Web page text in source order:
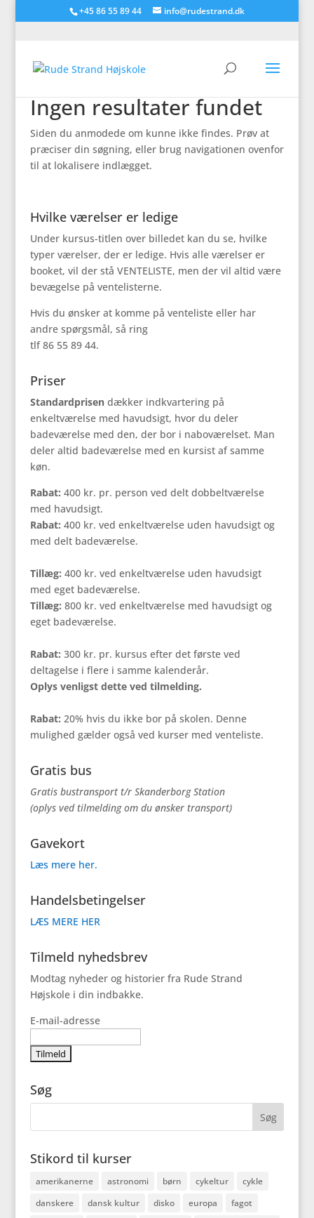
+45 86 55 89 44 info@rudestrand.dk
Ingen resultater fundet
Siden du anmodede om kunne ikke findes. Prøv at
præciser din søgning, eller brug navigationen ovenfor
til at lokalisere indlægget.
Hvilke værelser er ledige
Under kursus-titlen over billedet kan du se, hvilke
typer værelser, der er ledige. Hvis alle værelser er
booket, vil der stå VENTELISTE, men der vil altid være
bevægelse på ventelisterne.
Hvis du ønsker at komme på venteliste eller har
andre spørgsmål, så ring
tlf 86 55 89 44.
Priser
Standardprisen dækker indkvartering på
enkeltværelse med havudsigt, hvor du deler
badeværelse med den, der bor i naboværelset. Man
deler altid badeværelse med en kursist af samme
køn.
Rabat: 400 kr. pr. person ved delt dobbeltværelse
med havudsigt.
Rabat: 400 kr. ved enkeltværelse uden havudsigt og
med delt badeværelse.
Tillæg: 400 kr. ved enkeltværelse uden havudsigt
med eget badeværelse.
Tillæg: 800 kr. ved enkeltværelse med havudsigt og
eget badeværelse.
Rabat: 300 kr. pr. kursus efter det første ved
deltagelse i flere i samme kalenderår.
Oplys venligst dette ved tilmelding.
Rabat: 20% hvis du ikke bor på skolen. Denne
mulighed gælder også ved kurser med venteliste.
Gratis bus
Gratis bustransport t/r Skanderborg Station
(oplys ved tilmelding om du ønsker transport)
Gavekort
Læs mere her.
Handelsbetingelser
LÆS MERE HER
Tilmeld nyhedsbrev
Modtag nyheder og historier fra Rude Strand
Højskole i din indbakke.
E-mail-adresse
Søg
Stikord til kurser
amerikanerne astronomi børn cykeltur
cykle
danskere
dansk kultur disko europa
fagot